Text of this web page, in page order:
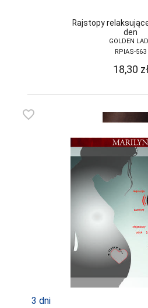
VIKI STYLE
VIOLANA
WADIMA
WOLA
WOLBAR
YO
ZALEWSKI
ZENIT
Rajstopy
den
GOLDEN
RPIAS-563
18,30 zł
favorite_border
3 dni